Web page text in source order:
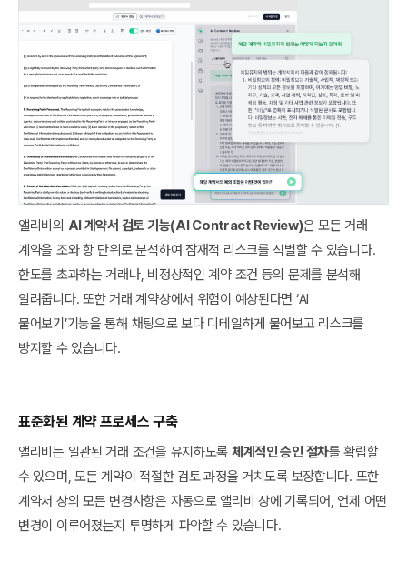
앨리비의 AI 계약서 검토 기능(AI Contract Review)은 모든 거래
계약을 조와 항 단위로 분석하여 잠재적 리스크를 식별할 수 있습니다.
한도를 초과하는 거래나, 비정상적인 계약 조건 등의 문제를 분석해
알려줍니다. 또한 거래 계약상에서 위험이 예상된다면 ‘AI
물어보기’기능을 통해 채팅으로 보다 디테일하게 물어보고 리스크를
방지할 수 있습니다.
표준화된 계약 프로세스 구축
앨리비는 일관된 거래 조건을 유지하도록 체계적인 승인 절차를 확립할
수 있으며, 모든 계약이 적절한 검토 과정을 거치도록 보장합니다. 또한
계약서 상의 모든 변경사항은 자동으로 앨리비 상에 기록되어, 언제 어떤
변경이 이루어졌는지 투명하게 파악할 수 있습니다.